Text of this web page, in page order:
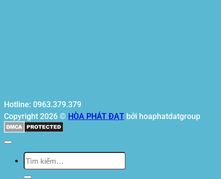
Hotline: 0963.379.379
Copyright 2026 © HÒA PHÁT ĐẠT bởi hoaphatdatgroup
Tìm
kiếm: